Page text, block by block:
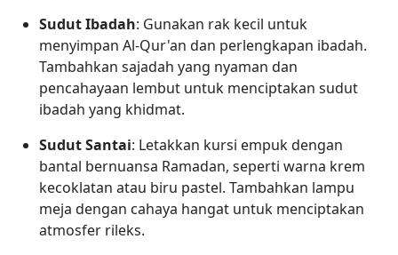
Sudut Ibadah: Gunakan rak kecil untuk
menyimpan Al-Qur'an dan perlengkapan ibadah.
Tambahkan sajadah yang nyaman dan
pencahayaan lembut untuk menciptakan sudut
ibadah yang khidmat.
Sudut Santai: Letakkan kursi empuk dengan
bantal bernuansa Ramadan, seperti warna krem
kecoklatan atau biru pastel. Tambahkan lampu
meja dengan cahaya hangat untuk menciptakan
atmosfer rileks.